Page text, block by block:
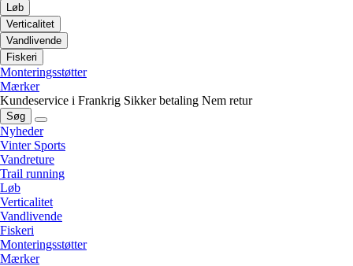
Løb
Verticalitet
Vandlivende
Fiskeri
Monteringsstøtter
Mærker
Kundeservice i Frankrig Sikker betaling Nem retur
Søg
Nyheder
Vinter Sports
Vandreture
Trail running
Løb
Verticalitet
Vandlivende
Fiskeri
Monteringsstøtter
Mærker